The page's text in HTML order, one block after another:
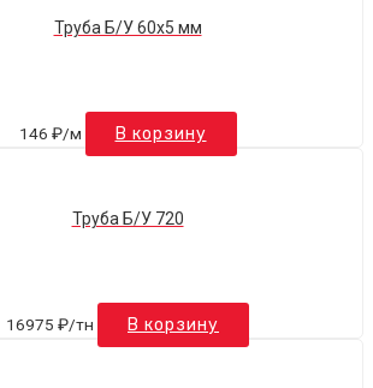
Труба Б/У 60х5 мм
146 ₽/м В корзину
Труба Б/У 720
16975 ₽/тн В корзину